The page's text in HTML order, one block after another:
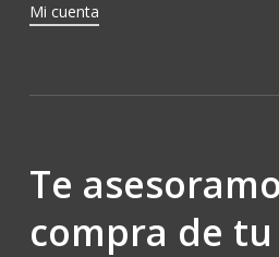
Mi cuenta
Te
compra de